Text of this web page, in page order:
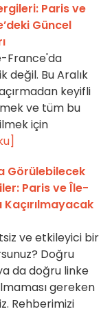
Paris ve
Güncel
France'da
değil. Bu Aralık
keyifli
ve tüm bu
için
Görülebilecek
Paris ve Île-
ve etkileyici bir
Doğru
da doğru linke
gereken
Rehberimizi